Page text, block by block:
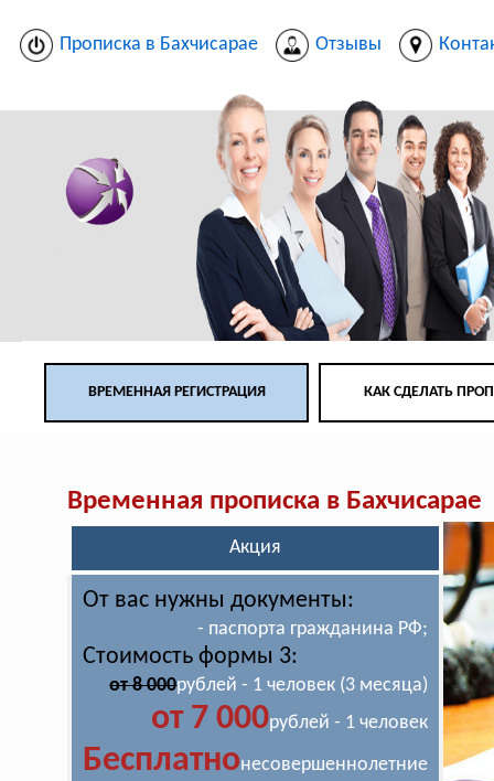
Прописка в Бахчисарае Отзывы
ВРЕМЕННАЯ РЕГИСТРАЦИЯ КАК СДЕЛАТЬ
Временная прописка в Бахчисарае
Акция
От вас нужны документы:
- паспорта гражданина РФ;
Стоимость формы 3:
от 8 000рублей - 1 человек (3 месяца)
от 7 000рублей - 1 человек
Бесплатнонесовершеннолетние